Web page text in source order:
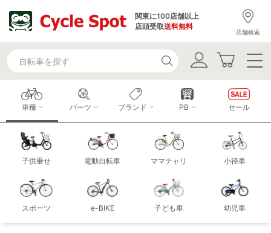
関東に100店舗以上
店頭受取送料無料
店舗検索
車種
子供乗せ 電動自転車 ママチャリ 小径車
スポーツ e-BIKE 子ども車 幼児車
パーツ ブランド PB セール